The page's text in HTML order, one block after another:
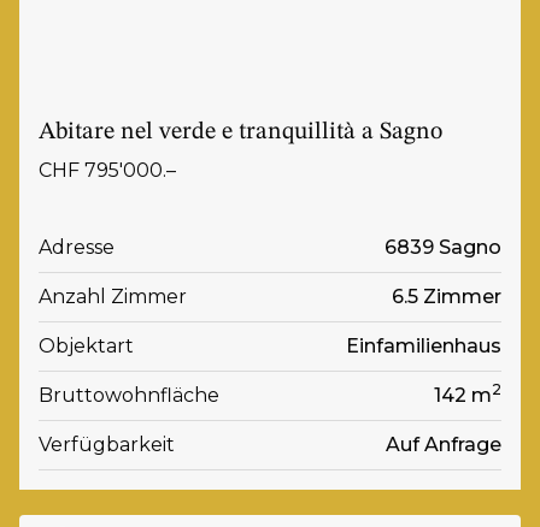
Abitare nel verde e tranquillità a Sagno
CHF 795'000.–
Adresse 6839 Sagno
Anzahl Zimmer 6.5 Zimmer
Objektart Einfamilienhaus
Bruttowohnfläche 142 m2
Verfügbarkeit Auf Anfrage